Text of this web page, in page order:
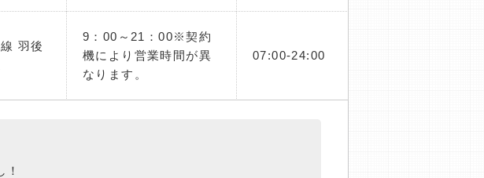
羽後
9：00～21：00※契約
機により営業時間が異
なります。
07:00-24:00